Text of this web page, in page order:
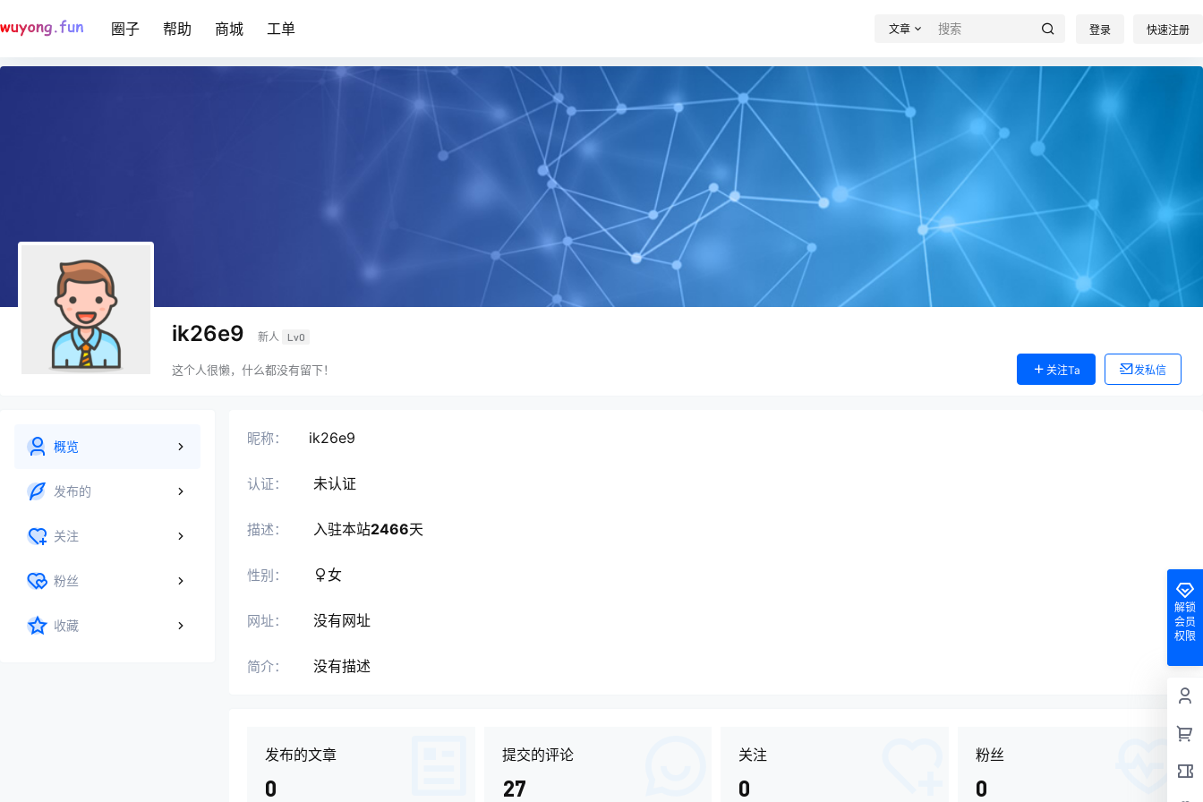
圈子 帮助 商城 工单 文章 登录 快速注册
ik26e9 新人 Lv0
这个人很懒，什么都没有留下！ 关注Ta 发私信
概览
发布的
关注
粉丝
收藏
昵称： ik26e9
认证： 未认证
描述： 入驻本站2466天
性别： 女
网址： 没有网址
简介： 没有描述
发布的文章
0
提交的评论
27
关注
0
粉丝
0
解锁
会员
权限